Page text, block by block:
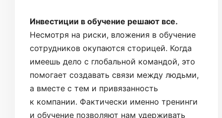
Инвестиции в обучение решают все.
Несмотря на риски, вложения в обучение
сотрудников окупаются сторицей. Когда
имеешь дело с глобальной командой, это
помогает создавать связи между людьми,
а вместе с тем и привязанность
к компании. Фактически именно тренинги
и обучение позволяют нам удерживать